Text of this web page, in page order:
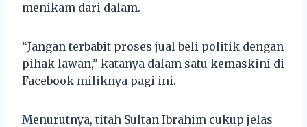
menikam dari dalam.
“Jangan terbabit proses jual beli politik dengan
pihak lawan,” katanya dalam satu kemaskini di
Facebook miliknya pagi ini.
Menurutnya, titah Sultan Ibrahim cukup jelas